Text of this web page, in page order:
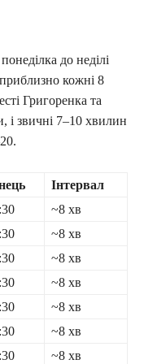
до неділі
кожні 8
Григоренка та
і звичні 7–10 хвилин
Інтервал
~8 хв
~8 хв
~8 хв
~8 хв
~8 хв
~8 хв
~8 хв